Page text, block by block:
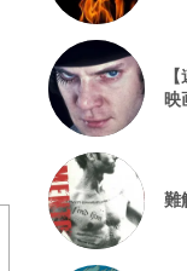
映
難